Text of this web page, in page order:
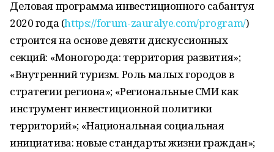
Деловая программа инвестиционного сабантуя
2020 года (https://forum-zauralye.com/program/)
строится на основе девяти дискуссионных
секций: «Моногорода: территория развития»;
«Внутренний туризм. Роль малых городов в
стратегии региона»; «Региональные СМИ как
инструмент инвестиционной политики
территорий»; «Национальная социальная
инициатива: новые стандарты жизни граждан»;